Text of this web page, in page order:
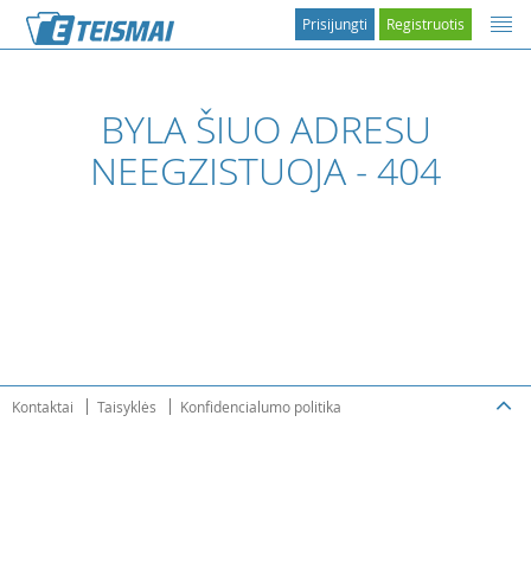
Registruotis
Prisijungti
BYLA ŠIUO ADRESU
NEEGZISTUOJA - 404
Kontaktai Taisyklės Konfidencialumo politika